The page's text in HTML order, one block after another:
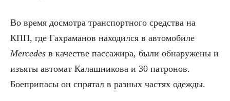
Во время досмотра транспортного средства на
КПП, где Гахраманов находился в автомобиле
Mercedes в качестве пассажира, были обнаружены и
изъяты автомат Калашникова и 30 патронов.
Боеприпасы он спрятал в разных частях одежды.